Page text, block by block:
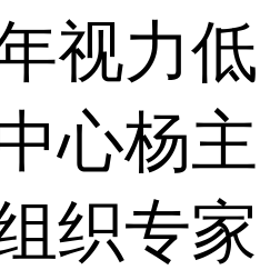
视力低
心杨主
织专家